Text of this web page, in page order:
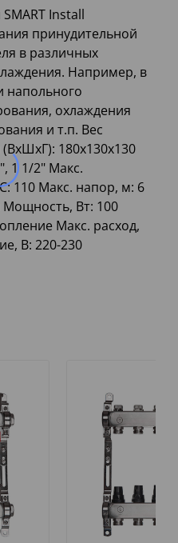
Install
принудительной
в различных
Например, в
напольного
охлаждения
и т.п. Вес
180х130х130
1 1/2" Макс.
110 Макс. напор, м: 6
Мощность, Вт: 100
Макс. расход,
В: 220-230